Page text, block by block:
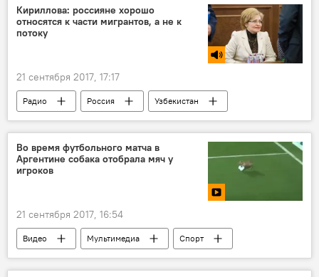
Массовая стычка с участием мигрантов у ТЦ "Москва"
Кириллова: россияне хорошо
относятся к части мигрантов, а не к
потоку
21 сентября 2017, 17:17
Радио Россия
Узбекистан
Таджикистан
Центральная Азия
Миграционное законодательство России
Во время футбольного матча в
Аргентине собака отобрала мяч у
игроков
21 сентября 2017, 16:54
Видео Мультимедиа
Спорт
В мире
Аргентина
собака